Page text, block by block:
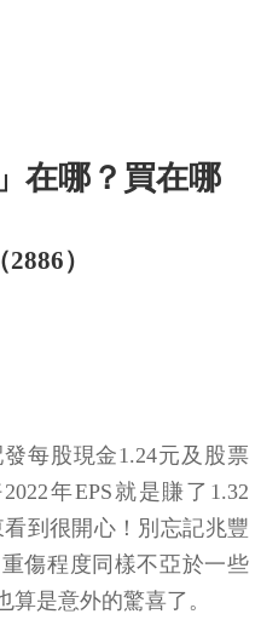
在哪？買在哪
）
每股現金1.24元及股票
年EPS就是賺了1.32
到很開心！別忘記兆豐
傷程度同樣不亞於一些
算是意外的驚喜了。